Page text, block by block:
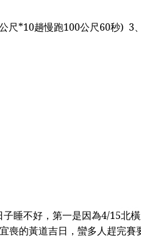
尺*10趟慢跑100公尺60秒) 3、
睡不好，第一是因為4/15北
喪的黃道吉日，蠻多人趕完